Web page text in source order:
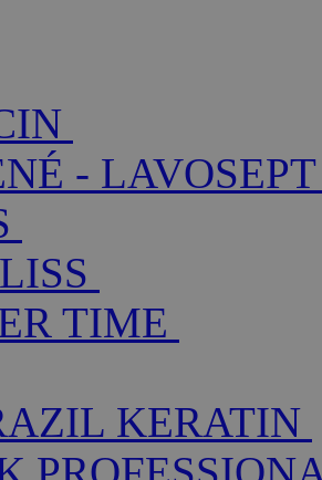
- LAVOSEPT
TIME
KERATIN